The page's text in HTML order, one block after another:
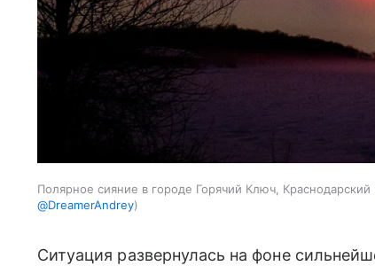
Полярное сияние в городе Горячий Ключ, Краснодарский
@DreamerAndrey
Ситуация развернулась на фоне